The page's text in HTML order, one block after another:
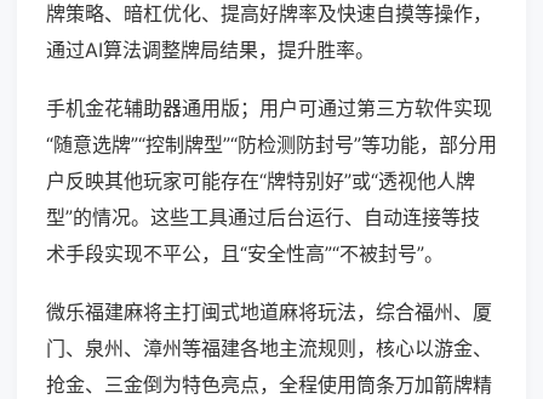
牌策略、暗杠优化、提高好牌率及快速自摸等操作，
通过AI算法调整牌局结果，提升胜率。
手机金花辅助器通用版；用户可通过第三方软件实现
“随意选牌”“控制牌型”“防检测防封号”等功能，部分用
户反映其他玩家可能存在“牌特别好”或“透视他人牌
型”的情况。这些工具通过后台运行、自动连接等技
术手段实现不平公，且“安全性高”“不被封号”。
微乐福建麻将主打闽式地道麻将玩法，综合福州、厦
门、泉州、漳州等福建各地主流规则，核心以游金、
抢金、三金倒为特色亮点，全程使用筒条万加箭牌精